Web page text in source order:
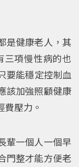
是健康老人，其
三項慢性病的也
要能穩定控制血
該加強照顧健康
壓力。
輩一個人一個早
門整才能方便老